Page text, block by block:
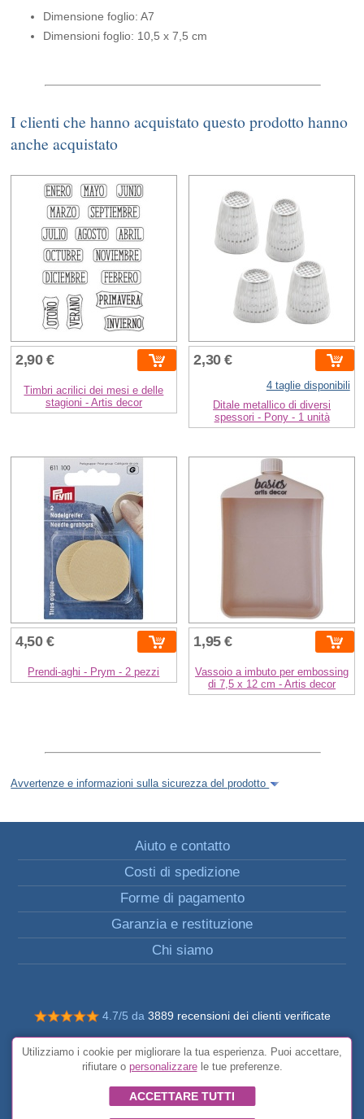
Dimensione foglio: A7
Dimensioni foglio: 10,5 x 7,5 cm
I clienti che hanno acquistato questo prodotto hanno
anche acquistato
2,90 €
Timbri acrilici dei mesi e delle
stagioni - Artis decor
2,30 €
4 taglie disponibili
Ditale metallico di diversi
spessori - Pony - 1 unità
4,50 €
Prendi-aghi - Prym - 2 pezzi
1,95 €
Vassoio a imbuto per embossing
di 7,5 x 12 cm - Artis decor
Avvertenze e informazioni sulla sicurezza del prodotto
Aiuto e contatto
Costi di spedizione
Forme di pagamento
Garanzia e restituzione
Chi siamo
4.7/5 da 3889 recensioni dei clienti verificate
© Tutti i diritti riservati FunToCome
Condizioni generali
Utilizziamo i cookie per migliorare la tua esperienza. Puoi accettare,
rifiutare o personalizzarele tue preferenze.
ACCETTARE TUTTI